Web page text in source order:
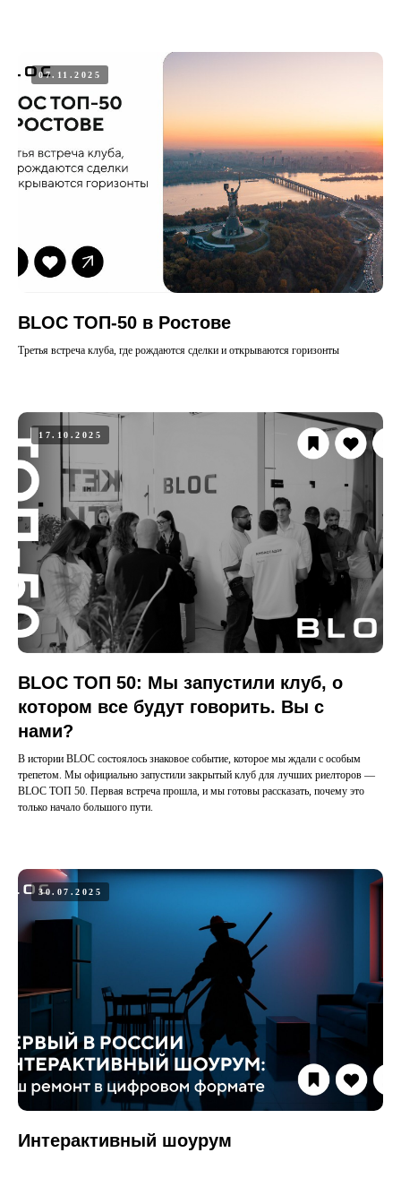
07.11.2025
BLOC ТОП-50 в Ростове
Третья встреча клуба, где рождаются сделки и открываются горизонты
17.10.2025
BLOC TOП 50: Мы запустили клуб, о
котором все будут говорить. Вы с
нами?
В истории BLOC состоялось знаковое событие, которое мы ждали с особым
трепетом. Мы официально запустили закрытый клуб для лучших риелторов —
BLOC TOП 50. Первая встреча прошла, и мы готовы рассказать, почему это
только начало большого пути.
30.07.2025
Интерактивный шоурум